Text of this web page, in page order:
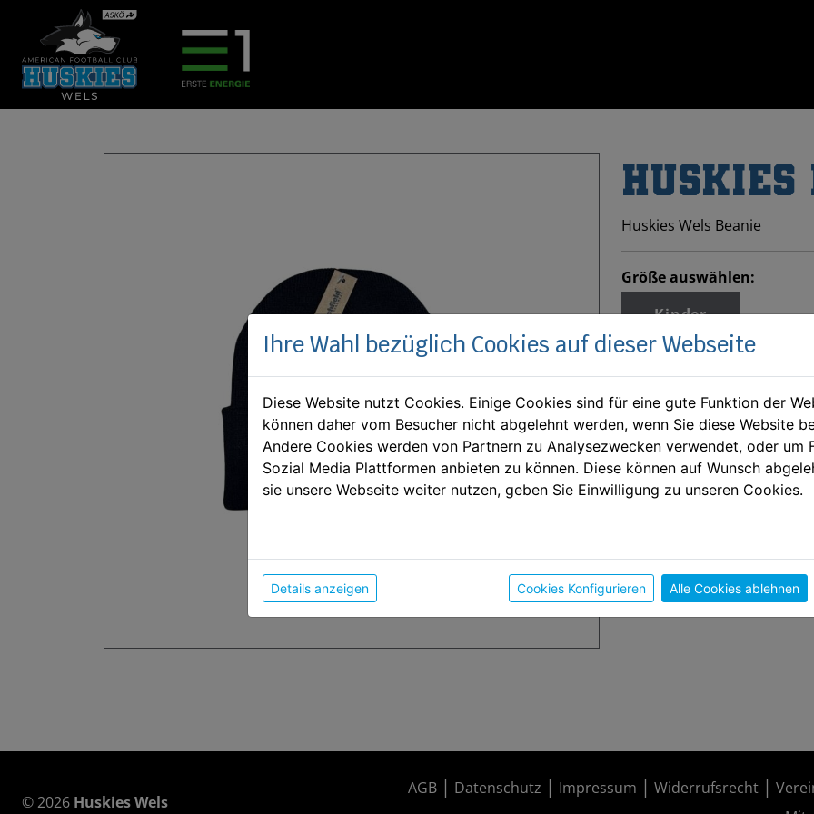
Huskies Wels Beanie
Größe auswählen:
Kinder
© 2026 Huskies Wels
AGB Datenschutz Impressum Widerrufsrecht
Ihre Wahl bezüglich Cookies auf dieser Webseite
Diese Website nutzt Cookies. Einige Cookies sind für eine gute Funktion der
können daher vom Besucher nicht abgelehnt werden, wenn Sie diese Website
Andere Cookies werden von Partnern zu Analysezwecken verwendet, oder um
Sozial Media Plattformen anbieten zu können. Diese können auf Wunsch
sie unsere Webseite weiter nutzen, geben Sie Einwilligung zu unseren Cookies.
Details anzeigen Cookies Konfigurieren Alle Cookies ablehnen